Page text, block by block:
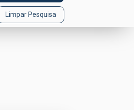
Limpar Pesquisa